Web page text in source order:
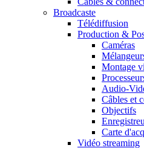
Broadcaste
Télédiffusion
Production &
Caméras
Montage
Audio-
Câbles et
Objectifs
Carte
Vidéo streaming